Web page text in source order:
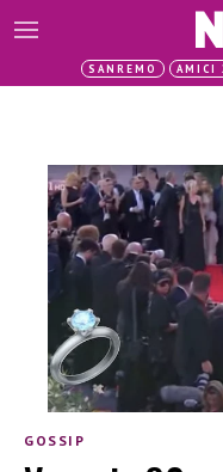
SANREMO AMICI
GOSSIP